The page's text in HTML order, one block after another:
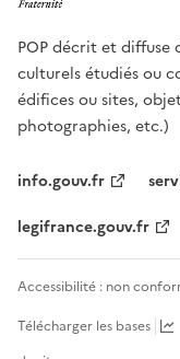
POP décrit et diffuse
culturels étudiés ou
édifices ou sites,
photographies, etc.)
info.gouv.fr
legifrance.gouv.fr
Accessibilité : non
Télécharger les bases